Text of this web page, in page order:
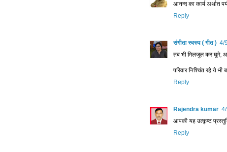
आनन्द का कार्य अर्थात
Reply
संगीता स्वरुप ( गीत ) 4/
तब भी मिलजुल कर घूमे,
परिवार निश्चिंत रहे ये
Reply
Rajendra kumar
आपकी यह उत्कृष्ट
Reply